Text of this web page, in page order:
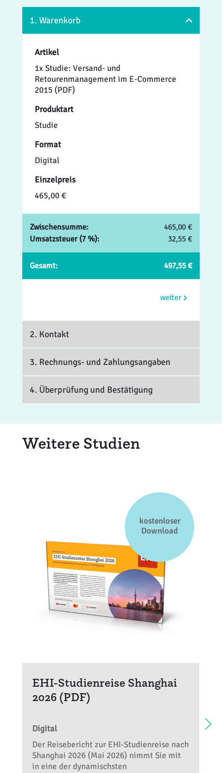
1. Warenkorb
Artikel
1x Studie: Versand- und
Retourenmanagement im E-Commerce
2015 (PDF)
Produktart
Studie
Format
Digital
Einzelpreis
465,00 €
Zwischensumme:
465,00 €
Umsatzsteuer (7 %):
32,55 €
Gesamt: 497,55 €
weiter
2. Kontakt
3. Rechnungs- und Zahlungsangaben
4. Überprüfung und Bestätigung
Weitere Studien
kostenloser
Download
EHI-Studienreise Shanghai
2026 (PDF)
Digital
Der Reisebericht zur EHI-Studienreise nach
Shanghai 2026 (Mai 2026) nimmt Sie mit
in eine der dynamischsten